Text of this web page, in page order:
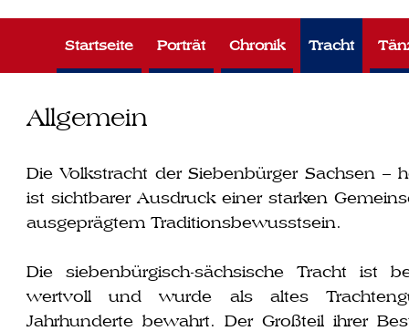
Startseite Porträt Chronik Tracht
Allgemein
Die Volkstracht der Siebenbürger Sachsen –
ist sicht­ba­rer Ausdruck einer star­ken
aus­ge­präg­tem Traditionsbewusstsein.
Die sie­ben­bür­gisch-säch­si­sche Tracht ist
wert­voll und wur­de als altes
Jahrhunderte bewahrt. Der Großteil ihrer